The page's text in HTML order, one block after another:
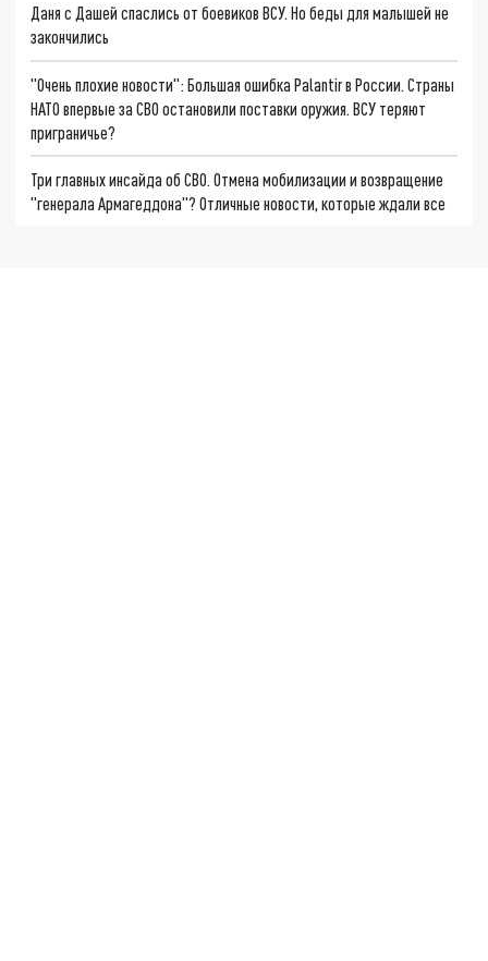
Даня с Дашей спаслись от боевиков ВСУ. Но беды для малышей не
закончились
"Очень плохие новости": Большая ошибка Palantir в России. Страны
НАТО впервые за СВО остановили поставки оружия. ВСУ теряют
приграничье?
Три главных инсайда об СВО. Отмена мобилизации и возвращение
"генерала Армагеддона"? Отличные новости, которые ждали все